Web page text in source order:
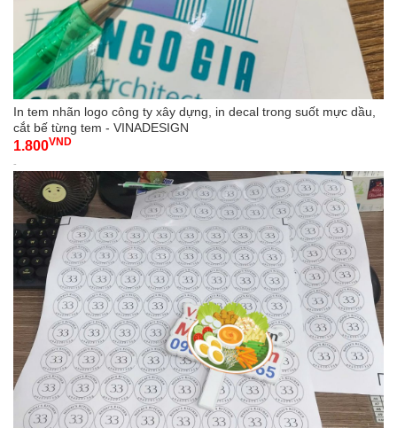
In tem nhãn logo công ty xây dựng, in decal trong suốt mực dầu,
cắt bế từng tem - VINADESIGN
1.800VND
-